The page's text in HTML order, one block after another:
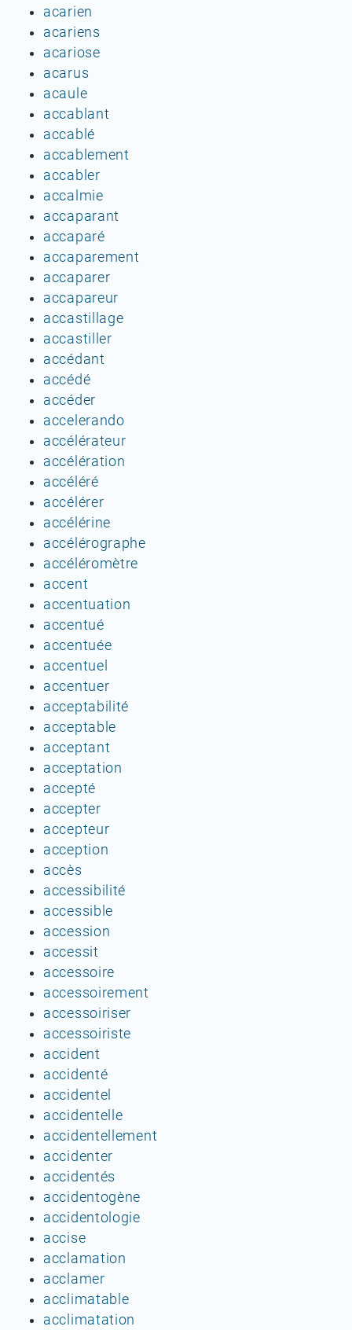
acarien
acariens
acariose
acarus
acaule
accablant
accablé
accablement
accabler
accalmie
accaparant
accaparé
accaparement
accaparer
accapareur
accastillage
accastiller
accédant
accédé
accéder
accelerando
accélérateur
accélération
accéléré
accélérer
accélérine
accélérographe
accéléromètre
accent
accentuation
accentué
accentuée
accentuel
accentuer
acceptabilité
acceptable
acceptant
acceptation
accepté
accepter
accepteur
acception
accès
accessibilité
accessible
accession
accessit
accessoire
accessoirement
accessoiriser
accessoiriste
accident
accidenté
accidentel
accidentelle
accidentellement
accidenter
accidentés
accidentogène
accidentologie
accise
acclamation
acclamer
acclimatable
acclimatation